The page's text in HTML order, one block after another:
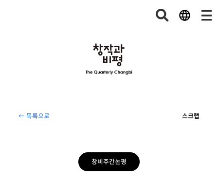
← 목록으로 스크랩
창비주간논평